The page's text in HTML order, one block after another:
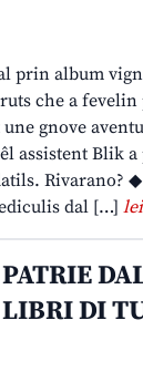
prin album
che a
gnove
assistent Blik
Rivarano?
dal […]
LIBRI DI